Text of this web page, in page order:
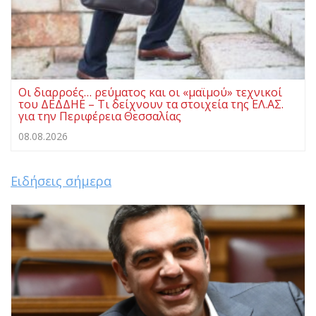
Οι διαρροές… ρεύματος και οι «μαϊμού» τεχνικοί
του ΔΕΔΔΗΕ – Τι δείχνουν τα στοιχεία της ΕΛ.ΑΣ.
για την Περιφέρεια Θεσσαλίας
08.08.2026
Ειδήσεις σήμερα